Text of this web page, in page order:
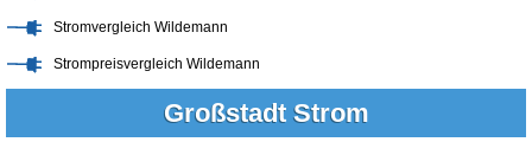
Stromvergleich Wildemann
Strompreisvergleich Wildemann
Großstadt Strom